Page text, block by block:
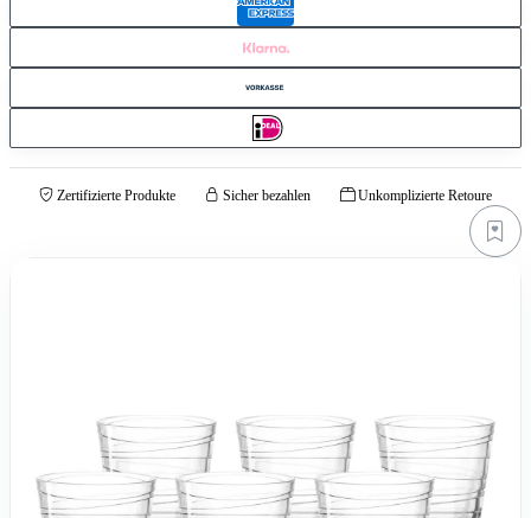
Zertifizierte Produkte Sicher bezahlen Unkomplizierte Retoure